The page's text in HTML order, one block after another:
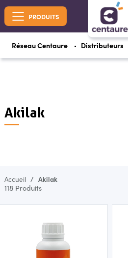
PRODUITS
Réseau Centaure Distributeurs
Akilak
Accueil
Akilak
118 Produits